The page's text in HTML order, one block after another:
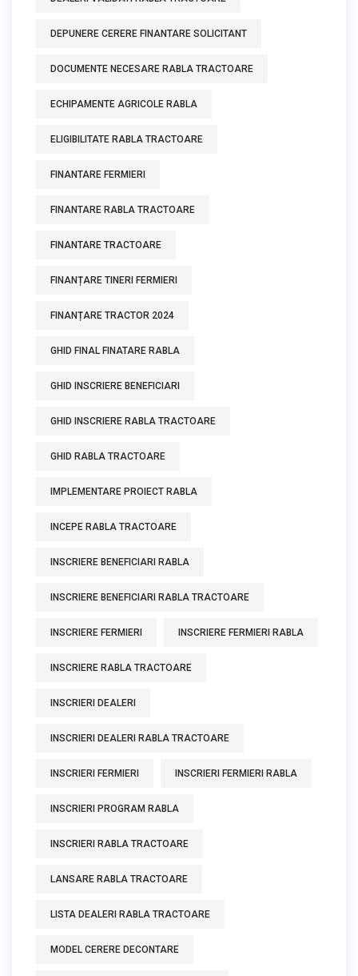
DEPUNERE CERERE FINANTARE SOLICITANT
DOCUMENTE NECESARE RABLA TRACTOARE
ECHIPAMENTE AGRICOLE RABLA
ELIGIBILITATE RABLA TRACTOARE
FINANTARE FERMIERI
FINANTARE RABLA TRACTOARE
FINANTARE TRACTOARE
FINANȚARE TINERI FERMIERI
FINANȚARE TRACTOR 2024
GHID FINAL FINATARE RABLA
GHID INSCRIERE BENEFICIARI
GHID INSCRIERE RABLA TRACTOARE
GHID RABLA TRACTOARE
IMPLEMENTARE PROIECT RABLA
INCEPE RABLA TRACTOARE
INSCRIERE BENEFICIARI RABLA
INSCRIERE BENEFICIARI RABLA TRACTOARE
INSCRIERE FERMIERI INSCRIERE FERMIERI RABLA
INSCRIERE RABLA TRACTOARE
INSCRIERI DEALERI
INSCRIERI DEALERI RABLA TRACTOARE
INSCRIERI FERMIERI INSCRIERI FERMIERI RABLA
INSCRIERI PROGRAM RABLA
INSCRIERI RABLA TRACTOARE
LANSARE RABLA TRACTOARE
LISTA DEALERI RABLA TRACTOARE
MODEL CERERE DECONTARE